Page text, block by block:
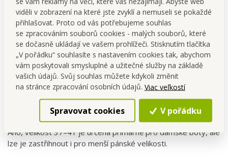
viděli v zobrazení na které jste zvyklí a nemuseli se pokaždé
přihlašovat. Proto od vás potřebujeme souhlas
se zpracováním souborů cookies - malých souborů, které
se dočasně ukládají ve vašem prohlížeči. Stisknutím tlačítka
„V pořádku“ souhlasíte s nastavením cookies tak, abychom
vám poskytovali smysluplné a užitečné služby na základě
vašich údajů. Svůj souhlas můžete kdykoli změnit
na stránce zpracování osobních údajů. Viac veľkostí
Spravovat cookies V pořádku
Šedá část:pevnější gel – stabilita a pevné držení v oblasti
klenby.
Tipy
Skvělé prodlouhé stání v práci, sportovní aktivity i
celodenní chůzi.
Lze je jemně otřít vlhkým hadříkem a nechat vyschnout.
Pro zachování hygieny vložky pravidelně vyjímej a větrej.
Hodí se i do dámské obuvi?
Ano, velikost 37–41 je určena primárně pro dámské boty, ale
lze je zastřihnout i pro menší pánské velikosti.